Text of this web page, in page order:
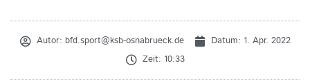
Autor: bfd.sport@ksb-osnabrueck.de Datum: 1. Apr. 2022
Zeit: 10:33